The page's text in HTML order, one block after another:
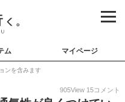
ム マイページ
ンを含みます
905View 15コメント